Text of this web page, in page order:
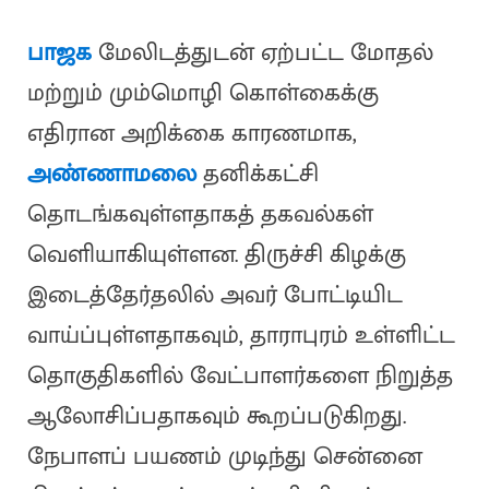
பாஜகமேலிடத்துடன் ஏற்பட்ட மோதல்
மற்றும் மும்மொழி கொள்கைக்கு
எதிரான அறிக்கை காரணமாக,
அண்ணாமலைதனிக்கட்சி
தொடங்கவுள்ளதாகத் தகவல்கள்
வெளியாகியுள்ளன. திருச்சி கிழக்கு
இடைத்தேர்தலில் அவர் போட்டியிட
வாய்ப்புள்ளதாகவும், தாராபுரம் உள்ளிட்ட
தொகுதிகளில் வேட்பாளர்களை நிறுத்த
ஆலோசிப்பதாகவும் கூறப்படுகிறது.
நேபாளப் பயணம் முடிந்து சென்னை